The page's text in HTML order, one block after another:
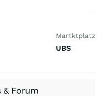
Martktplatz
UBS
& Forum